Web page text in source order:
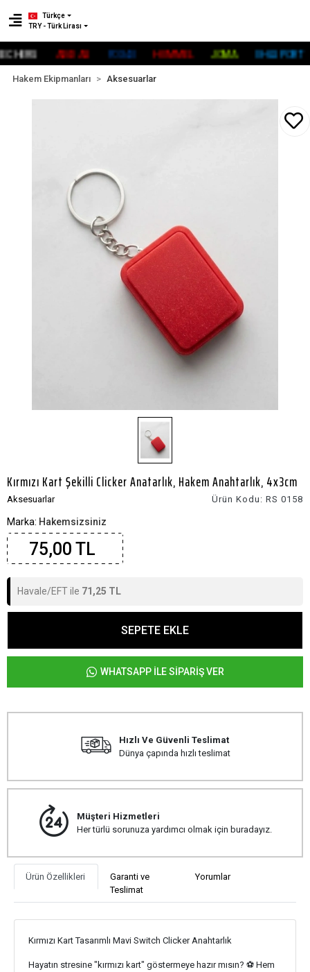
ADİDAS FOX40 HUMMEL JOMA UHLSPORT
Türkçe
TRY - Türk Lirası
Hakem Ekipmanları Aksesuarlar
Kırmızı Kart Şekilli Clicker Anatarlık, Hakem Anahtarlık, 4x3cm
Aksesuarlar Ürün Kodu: RS 0158
Marka: Hakemsizsiniz
75,00 TL
Havale/EFT ile 71,25 TL
SEPETE EKLE
WHATSAPP İLE SİPARİŞ VER
Hızlı Ve Güvenli Teslimat
Dünya çapında hızlı teslimat
Müşteri Hizmetleri
Her türlü sorunuza yardımcı olmak için buradayız.
Ürün Özellikleri
Garanti ve
Teslimat
Yorumlar
Kırmızı Kart Tasarımlı Mavi Switch Clicker Anahtarlık
Hayatın stresine "kırmızı kart" göstermeye hazır mısın? ⚽️ Hem